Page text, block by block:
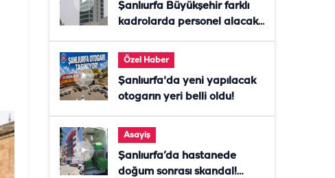
Şanlıurfa Büyükşehir farklı
kadrolarda personel alacak!
Özel Haber
Şanlıurfa'da yeni yapılacak
otogarın yeri belli oldu!
Asayiş
Şanlıurfa’da hastanede
doğum sonrası skandal!